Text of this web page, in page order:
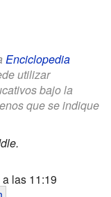
Enciclopedia
utilizar
bajo la
que se indique
las 11:19